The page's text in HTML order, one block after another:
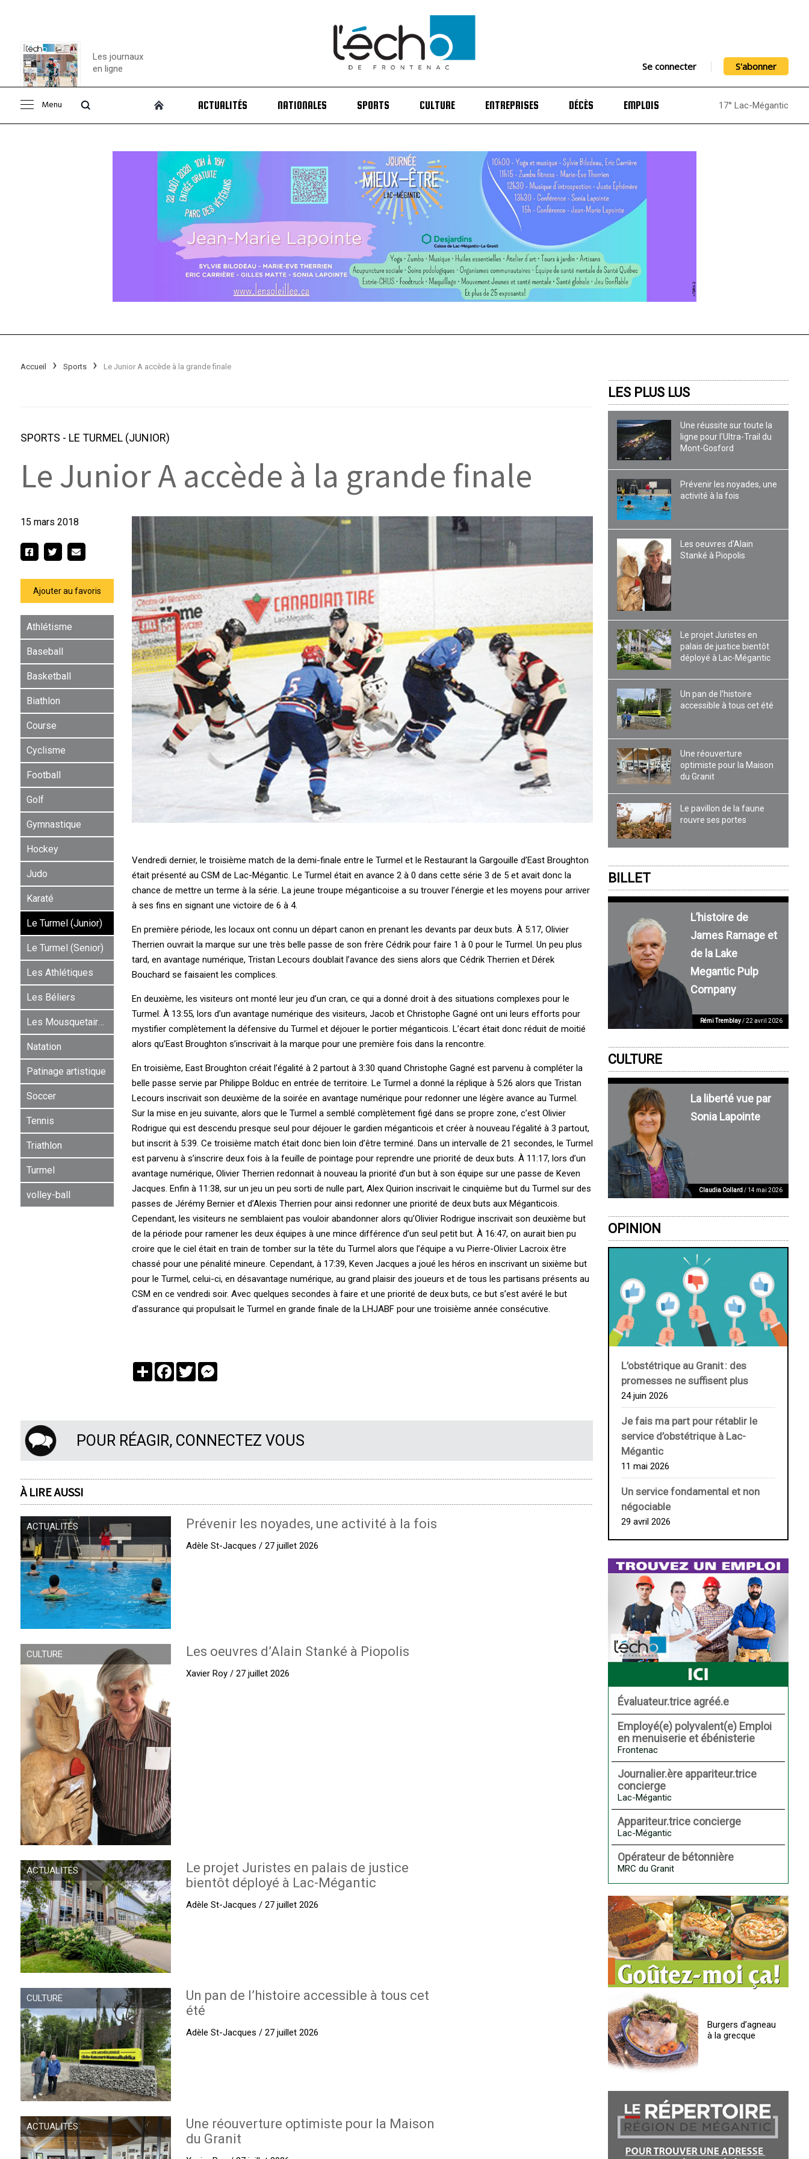
Consulter le
Les journaux
en ligne
Se connecter S'abonner
Menu ACTUALITÉS NATIONALES SPORTS CULTURE ENTREPRISES DÉCÈS EMPLOIS 17° Lac-Mégantic
Accueil Sports Le Junior A accède à la grande finale
SPORTS - LE TURMEL (JUNIOR)
Le Junior A accède à la grande finale
15 mars 2018
Ajouter au favoris
Athlétisme
Baseball
Basketball
Biathlon
Course
Cyclisme
Football
Golf
Gymnastique
Hockey
Judo
Karaté
Le Turmel (Junior)
Le Turmel (Senior)
Les Athlétiques
Les Béliers
Les Mousquetaires
Natation
Patinage artistique
Soccer
Tennis
Triathlon
Turmel
volley-ball
Vendredi dernier, le troisième match de la demi-finale entre le Turmel et le Restaurant la Gargouille d’East Broughton
était présenté au CSM de Lac-Mégantic. Le Turmel était en avance 2 à 0 dans cette série 3 de 5 et avait donc la
chance de mettre un terme à la série. La jeune troupe méganticoise a su trouver l’énergie et les moyens pour arriver
à ses fins en signant une victoire de 6 à 4.
En première période, les locaux ont connu un départ canon en prenant les devants par deux buts. À 5:17, Olivier
Therrien ouvrait la marque sur une très belle passe de son frère Cédrik pour faire 1 à 0 pour le Turmel. Un peu plus
tard, en avantage numérique, Tristan Lecours doublait l’avance des siens alors que Cédrik Therrien et Dérek
Bouchard se faisaient les complices.
En deuxième, les visiteurs ont monté leur jeu d’un cran, ce qui a donné droit à des situations complexes pour le
Turmel. À 13:55, lors d’un avantage numérique des visiteurs, Jacob et Christophe Gagné ont uni leurs efforts pour
mystifier complètement la défensive du Turmel et déjouer le portier méganticois. L’écart était donc réduit de moitié
alors qu’East Broughton s’inscrivait à la marque pour une première fois dans la rencontre.
En troisième, East Broughton créait l’égalité à 2 partout à 3:30 quand Christophe Gagné est parvenu à compléter la
belle passe servie par Philippe Bolduc en entrée de territoire. Le Turmel a donné la réplique à 5:26 alors que Tristan
Lecours inscrivait son deuxième de la soirée en avantage numérique pour redonner une légère avance au Turmel.
Sur la mise en jeu suivante, alors que le Turmel a semblé complètement figé dans se propre zone, c’est Olivier
Rodrigue qui est descendu presque seul pour déjouer le gardien méganticois et créer à nouveau l’égalité à 3 partout,
but inscrit à 5:39. Ce troisième match était donc bien loin d’être terminé. Dans un intervalle de 21 secondes, le Turmel
est parvenu à s’inscrire deux fois à la feuille de pointage pour reprendre une priorité de deux buts. À 11:17, lors d’un
avantage numérique, Olivier Therrien redonnait à nouveau la priorité d’un but à son équipe sur une passe de Keven
Jacques. Enfin à 11:38, sur un jeu un peu sorti de nulle part, Alex Quirion inscrivait le cinquième but du Turmel sur des
passes de Jérémy Bernier et d’Alexis Therrien pour ainsi redonner une priorité de deux buts aux Méganticois.
Cependant, les visiteurs ne semblaient pas vouloir abandonner alors qu’Olivier Rodrigue inscrivait son deuxième but
de la période pour ramener les deux équipes à une mince différence d’un seul petit but. À 16:47, on aurait bien pu
croire que le ciel était en train de tomber sur la tête du Turmel alors que l’équipe a vu Pierre-Olivier Lacroix être
chassé pour une pénalité mineure. Cependant, à 17:39, Keven Jacques a joué les héros en inscrivant un sixième but
pour le Turmel, celui-ci, en désavantage numérique, au grand plaisir des joueurs et de tous les partisans présents au
CSM en ce vendredi soir. Avec quelques secondes à faire et une priorité de deux buts, ce but s’est avéré le but
d’assurance qui propulsait le Turmel en grande finale de la LHJABF pour une troisième année consécutive.
PartagerFacebook
TwitterMessenger
POUR RÉAGIR, CONNECTEZ VOUS
À LIRE AUSSI
ACTUALITÉS Prévenir les noyades, une activité à la fois
Adèle St-Jacques / 27 juillet 2026
CULTURE Les oeuvres d’Alain Stanké à Piopolis
Xavier Roy / 27 juillet 2026
ACTUALITÉS
Le projet Juristes en palais de justice
bientôt déployé à Lac-Mégantic
Adèle St-Jacques / 27 juillet 2026
CULTURE
Un pan de l’histoire accessible à tous cet
été
Adèle St-Jacques / 27 juillet 2026
ACTUALITÉS
Une réouverture optimiste pour la Maison
du Granit
LES PLUS LUS
Une réussite sur toute la
ligne pour l’Ultra-Trail du
Mont-Gosford
Prévenir les noyades, une
activité à la fois
Les oeuvres d’Alain
Stanké à Piopolis
Le projet Juristes en
palais de justice bientôt
déployé à Lac-Mégantic
Un pan de l’histoire
accessible à tous cet été
Une réouverture
optimiste pour la Maison
du Granit
Le pavillon de la faune
rouvre ses portes
BILLET
L’histoire de
James Ramage et
de la Lake
Megantic Pulp
Company
Rémi Tremblay/ 22 avril 2026
CULTURE
La liberté vue par
Sonia Lapointe
Claudia Collard/ 14 mai 2026
OPINION
L’obstétrique au ­Granit : des
promesses ne suffisent plus
24 juin 2026
Je fais ma part pour rétablir le
service d’obstétrique à Lac-
Mégantic
11 mai 2026
Un service fondamental et non
négociable
29 avril 2026
Évaluateur.trice agréé.e
Employé(e) polyvalent(e) Emploi
en menuiserie et ébénisterie
Frontenac
Journalier.ère appariteur.trice
concierge
Lac-Mégantic
Appariteur.trice concierge
Lac-Mégantic
Opérateur de bétonnière
MRC du Granit
Burgers d’agneau
à la grecque